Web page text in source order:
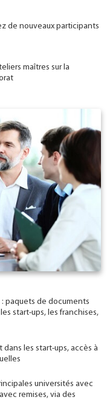
de nouveaux participants
maîtres sur la
paquets de documents
start-ups, les franchises,
les start-ups, accès à
universités avec
remises, via des